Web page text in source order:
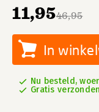
46,95
11,95
In
Nu besteld,
Gratis verzonden